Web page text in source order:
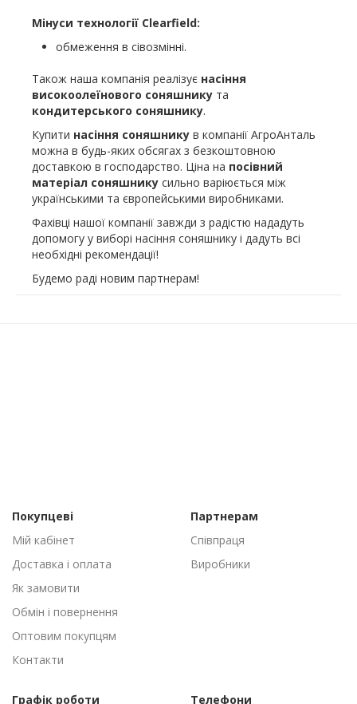
Мінуси технології Clearfield:
обмеження в сівозмінні.
Також наша компанія реалізує насіння
високоолеїнового соняшнику та
кондитерського соняшнику.
Купити насіння соняшнику в компанії АгроАнталь
можна в будь-яких обсягах з безкоштовною
доставкою в господарство. Ціна на посівний
матеріал соняшнику сильно варіюється між
українськими та європейськими виробниками.
Фахівці нашої компанії завжди з радістю нададуть
допомогу у виборі насіння соняшнику і дадуть всі
необхідні рекомендації!
Будемо раді новим партнерам!
Покупцеві
Мій кабінет
Доставка і оплата
Як замовити
Обмін і повернення
Оптовим покупцям
Контакти
Партнерам
Співпраця
Виробники
Графік роботи Телефони